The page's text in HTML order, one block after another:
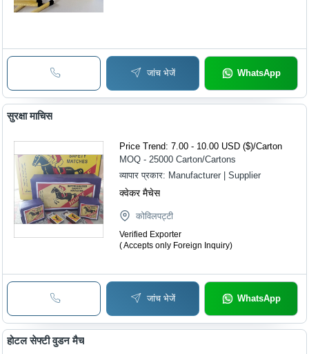
जांच भेजें WhatsApp
सुरक्षा माचिस
Price Trend: 7.00 - 10.00 USD ($)/Carton
MOQ - 25000 Carton/Cartons
व्यापार प्रकार: Manufacturer | Supplier
क्वेकर मैचेस
कोविलपट्टी
Verified Exporter
( Accepts only Foreign Inquiry)
जांच भेजें WhatsApp
होटल सेफ्टी वुडन मैच